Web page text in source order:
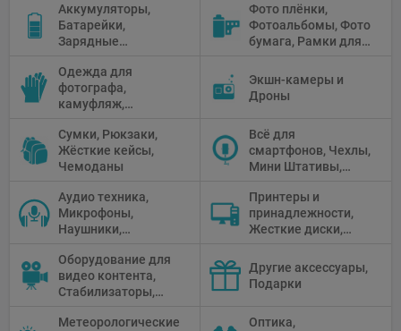
Рефлекторы,
Отражатели,
Предметные
Аккумуляторы,
Батарейки,
Зарядные
питания, Солнечные
панели
Фото плёнки,
Фотоальбомы, Фото
бумага, Рамки для
камеры
Одежда для
фотографа,
камуфляж,
Экшн-камеры и
Дроны
Сумки, Рюкзаки,
Жёсткие кейсы,
Чемоданы
Всё для
смартфонов, Чехлы,
Мини Штативы,
Аудио техника,
Микрофоны,
Наушники,
микшеры, Кабели и
адаптеры
Принтеры и
принадлежности,
Жесткие диски,
Проекторы,
Графические
Планшеты, Бумага
Оборудование для
видео контента,
Стабилизаторы,
Мониторы,
Другие аксессуары,
Подарки
Метеорологические
Оптика,